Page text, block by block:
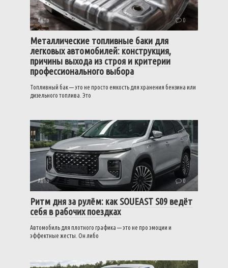
Авто 0
Металлические топливные баки для
легковых автомобилей: конструкция,
причины выхода из строя и критерии
профессионального выбора
Топливный бак — это не просто емкость для хранения бензина или
дизельного топлива. Это
Авто 0
Ритм дня за рулём: как SOUEAST S09 ведёт
себя в рабочих поездках
Автомобиль для плотного графика — это не про эмоции и
эффектные жесты. Он либо